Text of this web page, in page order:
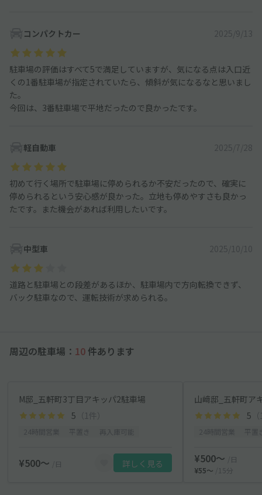
コンパクトカー 2025/9/13
駐車場の評価はすべて5で満足していますが、気になる点は入口近
くの1番駐車場が指定されていたら、傾斜が気になるなと思いまし
た。
今回は、3番駐車場で平地だったので良かったです。
軽自動車 2025/7/28
初めて行く場所で駐車場に停められるか不安だったので、確実に
停められるという安心感が良かった。立地も停めやすさも良かっ
たです。また機会があれば利用したいです。
中型車 2025/10/10
道路と駐車場との段差があるほか、駐車場内で方向転換できず、
バック駐車なので、運転技術が求められる。
周辺の駐車場： 10 件あります
M邸_五軒町3丁目アキッパ2駐車場
5 （1件）
¥500〜 /日 詳しく見る
山﨑邸_五軒町ア
5
¥500〜
/日
¥55〜
/15分